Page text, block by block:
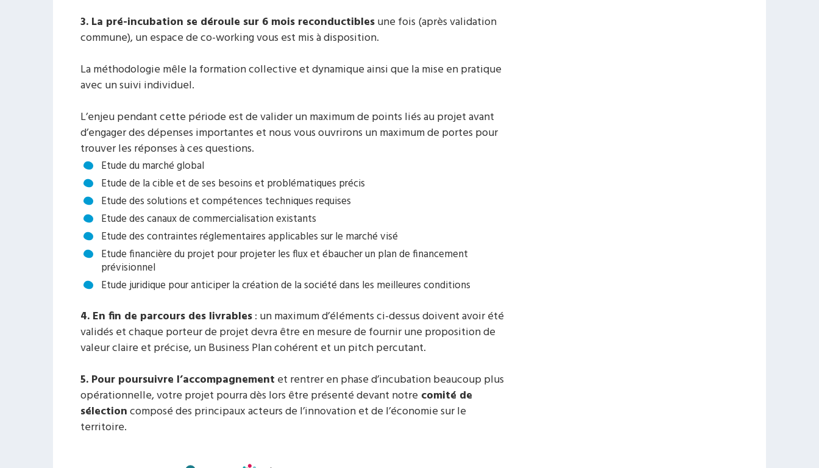
3. La pré-incubation se déroule sur 6 mois reconductiblesune fois (après validation
commune), un espace de co-working vous est mis à disposition.
La méthodologie mêle la formation collective et dynamique ainsi que la mise en pratique
avec un suivi individuel.
L’enjeu pendant cette période est de valider un maximum de points liés au projet avant
d’engager des dépenses importantes et nous vous ouvrirons un maximum de portes pour
trouver les réponses à ces questions.
Etude du marché global
Etude de la cible et de ses besoins et problématiques précis
Etude des solutions et compétences techniques requises
Etude des canaux de commercialisation existants
Etude des contraintes réglementaires applicables sur le marché visé
Etude financière du projet pour projeter les flux et ébaucher un plan de financement
prévisionnel
Etude juridique pour anticiper la création de la société dans les meilleures conditions
4. En fin de parcours des livrables: un maximum d’éléments ci-dessus doivent avoir été
validés et chaque porteur de projet devra être en mesure de fournir une proposition de
valeur claire et précise, un Business Plan cohérent et un pitch percutant.
5. Pour poursuivre l’accompagnement et rentrer en phase d’incubation beaucoup plus
opérationnelle, votre projet pourra dès lors être présenté devant notre comité de
sélectioncomposé des principaux acteurs de l’innovation et de l’économie sur le
territoire.